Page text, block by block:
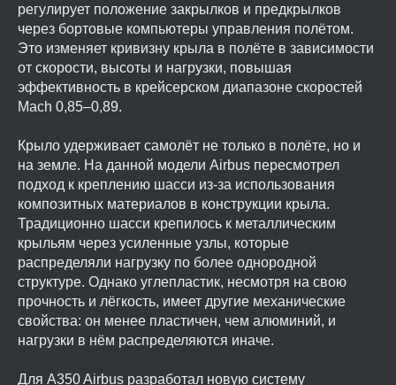
регулирует положение закрылков и предкрылков
через бортовые компьютеры управления полётом.
Это изменяет кривизну крыла в полёте в зависимости
от скорости, высоты и нагрузки, повышая
эффективность в крейсерском диапазоне скоростей
Mach 0,85–0,89.
Крыло удерживает самолёт не только в полёте, но и
на земле. На данной модели Airbus пересмотрел
подход к креплению шасси из-за использования
композитных материалов в конструкции крыла.
Традиционно шасси крепилось к металлическим
крыльям через усиленные узлы, которые
распределяли нагрузку по более однородной
структуре. Однако углепластик, несмотря на свою
прочность и лёгкость, имеет другие механические
свойства: он менее пластичен, чем алюминий, и
нагрузки в нём распределяются иначе.
Для A350 Airbus разработал новую систему